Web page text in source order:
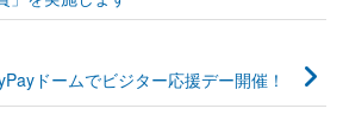
ドームでビジター応援デー開催！